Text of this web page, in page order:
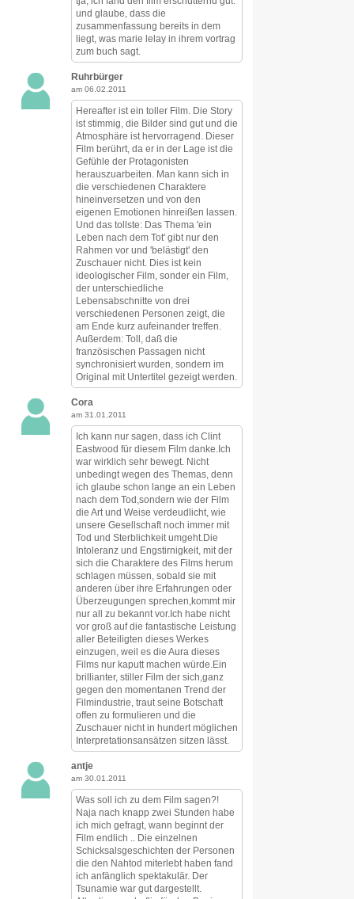
und glaube, dass die
zusammenfassung bereits in dem
liegt, was marie lelay in ihrem vortrag
zum buch sagt.
Ruhrbürger
am 06.02.2011
Hereafter ist ein toller Film. Die Story
ist stimmig, die Bilder sind gut und die
Atmosphäre ist hervorragend. Dieser
Film berührt, da er in der Lage ist die
Gefühle der Protagonisten
herauszuarbeiten. Man kann sich in
die verschiedenen Charaktere
hineinversetzen und von den
eigenen Emotionen hinreißen lassen.
Und das tollste: Das Thema 'ein
Leben nach dem Tot' gibt nur den
Rahmen vor und 'belästigt' den
Zuschauer nicht. Dies ist kein
ideologischer Film, sonder ein Film,
der unterschiedliche
Lebensabschnitte von drei
verschiedenen Personen zeigt, die
am Ende kurz aufeinander treffen.
Außerdem: Toll, daß die
französischen Passagen nicht
synchronisiert wurden, sondern im
Original mit Untertitel gezeigt werden.
Cora
am 31.01.2011
Ich kann nur sagen, dass ich Clint
Eastwood für diesem Film danke.Ich
war wirklich sehr bewegt. Nicht
unbedingt wegen des Themas, denn
ich glaube schon lange an ein Leben
nach dem Tod,sondern wie der Film
die Art und Weise verdeudlicht, wie
unsere Gesellschaft noch immer mit
Tod und Sterblichkeit umgeht.Die
Intoleranz und Engstirnigkeit, mit der
sich die Charaktere des Films herum
schlagen müssen, sobald sie mit
anderen über ihre Erfahrungen oder
Überzeugungen sprechen,kommt mir
nur all zu bekannt vor.Ich habe nicht
vor groß auf die fantastische Leistung
aller Beteiligten dieses Werkes
einzugen, weil es die Aura dieses
Films nur kaputt machen würde.Ein
brillianter, stiller Film der sich,ganz
gegen den momentanen Trend der
Filmindustrie, traut seine Botschaft
offen zu formulieren und die
Zuschauer nicht in hundert möglichen
Interpretationsansätzen sitzen lässt.
antje
am 30.01.2011
Was soll ich zu dem Film sagen?!
Naja nach knapp zwei Stunden habe
ich mich gefragt, wann beginnt der
Film endlich .. Die einzelnen
Schicksalsgeschichten der Personen
die den Nahtod miterlebt haben fand
ich anfänglich spektakulär. Der
Tsunamie war gut dargestellt.